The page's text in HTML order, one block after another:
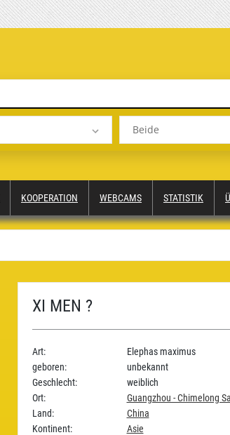
Beide
KOOPERATION WEBCAMS STATISTIK
XI MEN ?
Art:
Elephas maximus
geboren:
unbekannt
Geschlecht:
weiblich
Ort:
Guangzhou - Chimelong
Land:
China
Kontinent:
Asie